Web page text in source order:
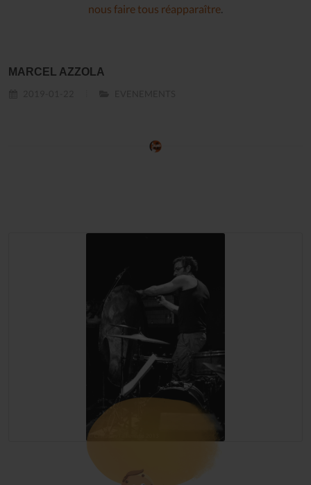
nous faire tous réapparaître.
MARCEL AZZOLA